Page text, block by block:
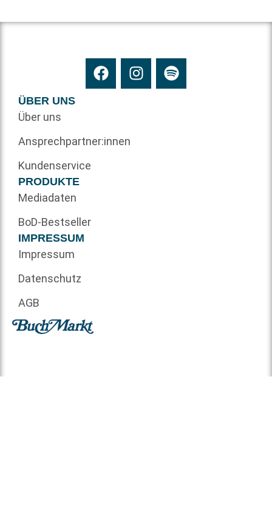
ÜBER UNS
Über uns
Ansprechpartner:innen
Kundenservice
PRODUKTE
Mediadaten
BoD-Bestseller
IMPRESSUM
Impressum
Datenschutz
AGB